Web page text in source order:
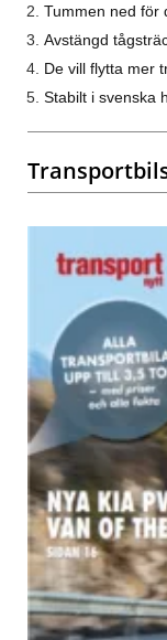
Tummen ned för
Avstängd
De vill flytta mer
Stabilt i svenska